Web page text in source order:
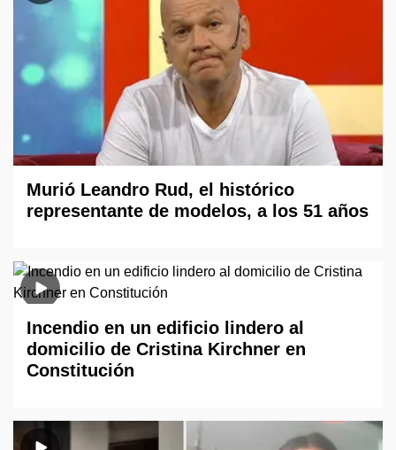
Murió Leandro Rud, el histórico
representante de modelos, a los 51 años
Incendio en un edificio lindero al
domicilio de Cristina Kirchner en
Constitución